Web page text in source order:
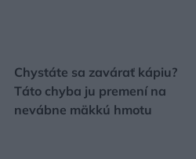
Chystáte sa zavárať kápiu?
Táto chyba ju premení na
nevábne mäkkú hmotu